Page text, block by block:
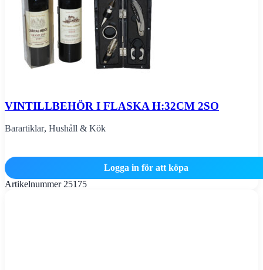
VINTILLBEHÖR I FLASKA H:32CM 2SO
Barartiklar, Hushåll & Kök
Logga in för att köpa
Artikelnummer 25175